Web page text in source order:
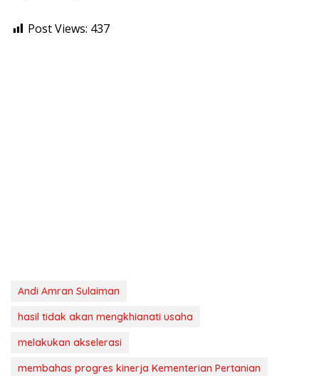
Post Views: 437
Andi Amran Sulaiman
hasil tidak akan mengkhianati usaha
melakukan akselerasi
membahas progres kinerja Kementerian Pertanian